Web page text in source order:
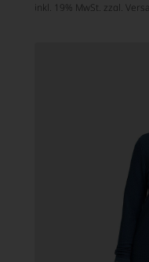
inkl. 19% MwSt. zzgl.